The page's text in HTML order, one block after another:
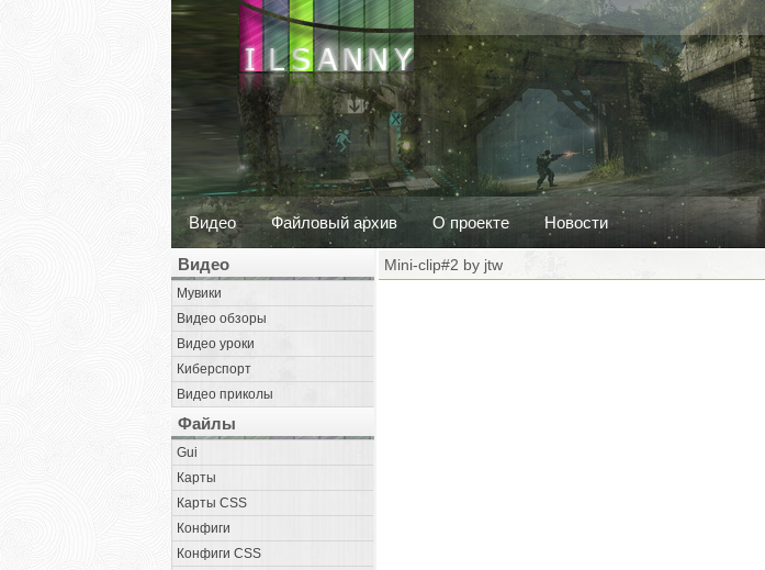
Видео Файловый архив О проекте Новости
Видео
Мувики
Видео обзоры
Видео уроки
Киберспорт
Видео приколы
Файлы
Gui
Карты
Карты CSS
Конфиги
Конфиги CSS
Mini-clip#2 by jtw